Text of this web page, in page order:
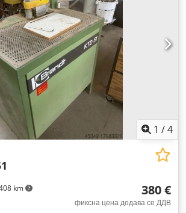
1 /4
km 380 €
фиксна цена додава се ДДВ